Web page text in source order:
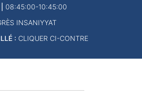
08:45:00-10:45:00
INSANIYYAT
: CLIQUER CI-CONTRE